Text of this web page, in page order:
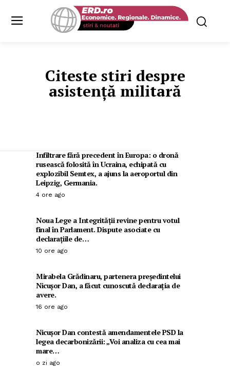
Citeste stiri despre
asistență militară
Infiltrare fără precedent în Europa: o dronă
rusească folosită în Ucraina, echipată cu
explozibil Semtex, a ajuns la aeroportul din
Leipzig, Germania.
4 ore ago
Noua Lege a Integrității revine pentru votul
final în Parlament. Dispute asociate cu
declarațiile de…
10 ore ago
Mirabela Grădinaru, partenera președintelui
Nicușor Dan, a făcut cunoscută declarația de
avere.
16 ore ago
Nicușor Dan contestă amendamentele PSD la
legea decarbonizării: „Voi analiza cu cea mai
mare…
o zi ago